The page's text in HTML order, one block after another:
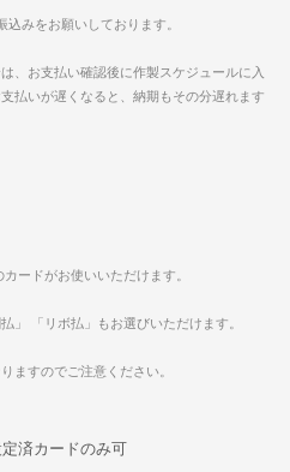
みをお願いしております。
、お支払い確認後に作製スケジュールに入
払いが遅くなると、納期もその分遅れます
ードがお使いいただけます。
」 「リボ払」もお選びいただけます。
ますのでご注意ください。
済カードのみ可